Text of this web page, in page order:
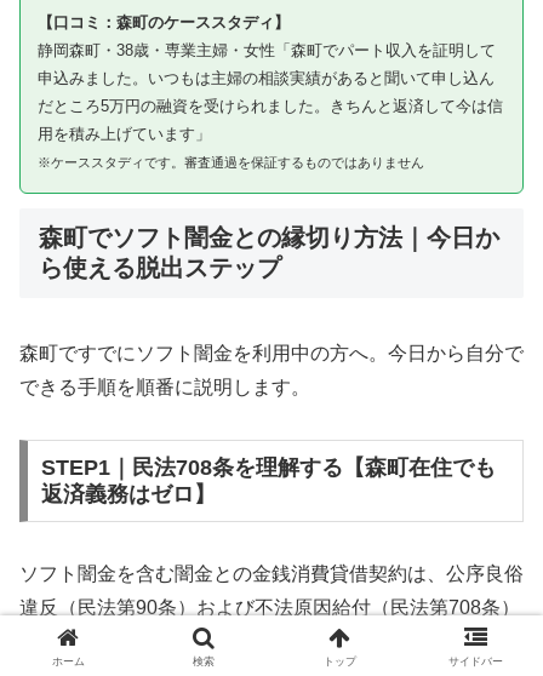
【口コミ：森町のケーススタディ】
静岡森町・38歳・専業主婦・女性「森町でパート収入を証明して
申込みました。いつもは主婦の相談実績があると聞いて申し込ん
だところ5万円の融資を受けられました。きちんと返済して今は信
用を積み上げています」
※ケーススタディです。審査通過を保証するものではありません
森町でソフト闇金との縁切り方法｜今日か
ら使える脱出ステップ
森町ですでにソフト闇金を利用中の方へ。今日から自分で
できる手順を順番に説明します。
STEP1｜民法708条を理解する【森町在住でも
返済義務はゼロ】
ソフト闇金を含む闇金との金銭消費貸借契約は、公序良俗
違反（民法第90条）および不法原因給付（民法第708条）
に該当するため、法的には無効です。森町在住であっても
ホーム 検索 トップ サイドバー